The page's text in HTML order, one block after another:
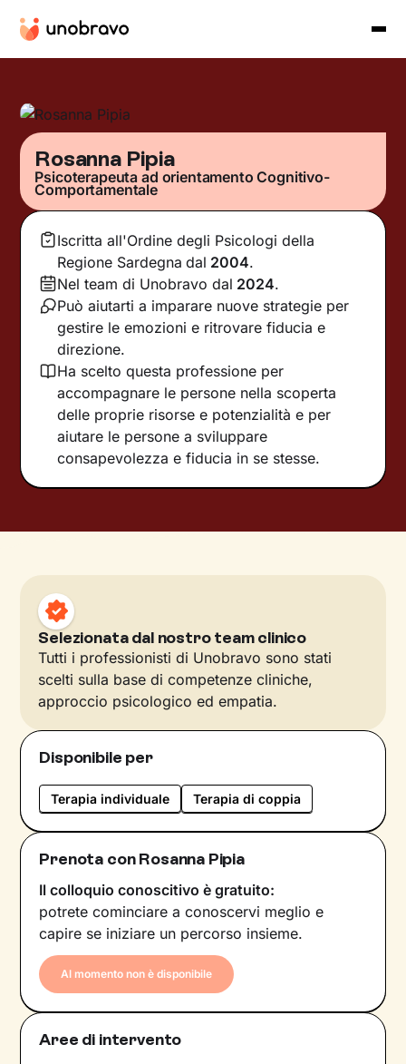
Rosanna Pipia
Psicoterapeuta ad orientamento Cognitivo-
Comportamentale
Iscritta all'Ordine degli Psicologi della
Regione Sardegna dal 2004.
Nel team di Unobravo dal 2024.
Può aiutarti a imparare nuove strategie per
gestire le emozioni e ritrovare fiducia e
direzione.
Ha scelto questa professione per
accompagnare le persone nella scoperta
delle proprie risorse e potenzialità e per
aiutare le persone a sviluppare
consapevolezza e fiducia in se stesse.
Selezionata dal nostro team clinico
Tutti i professionisti di Unobravo sono stati
scelti sulla base di competenze cliniche,
approccio psicologico ed empatia.
Disponibile per
Terapia individuale Terapia di coppia
Prenota con Rosanna Pipia
Il colloquio conoscitivo è gratuito:
potrete cominciare a conoscervi meglio e
capire se iniziare un percorso insieme.
Al momento non è disponibile
Aree di intervento